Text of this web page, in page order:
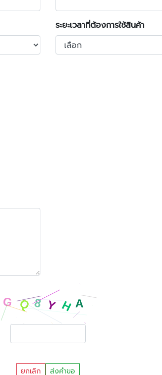
ระยะเวลาที่ต้องการใช้สินค้า
ยกเลิก ส่งคำขอ